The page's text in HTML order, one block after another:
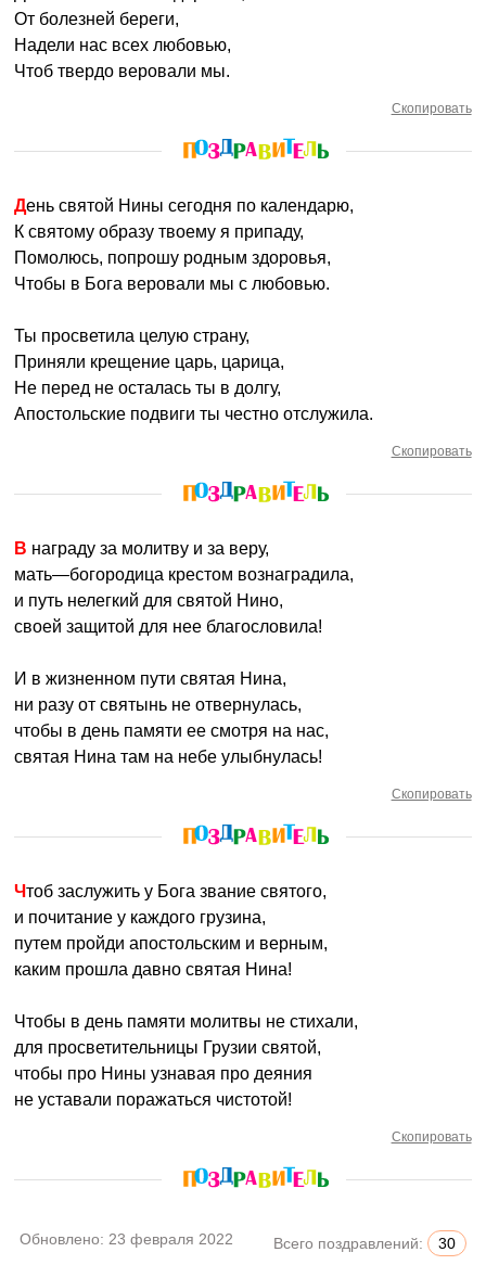
От болезней береги,
Надели нас всех любовью,
Чтоб твердо веровали мы.
Скопировать
День святой Нины сегодня по календарю,
К святому образу твоему я припаду,
Помолюсь, попрошу родным здоровья,
Чтобы в Бога веровали мы с любовью.
Ты просветила целую страну,
Приняли крещение царь, царица,
Не перед не осталась ты в долгу,
Апостольские подвиги ты честно отслужила.
Скопировать
В награду за молитву и за веру,
мать—богородица крестом вознаградила,
и путь нелегкий для святой Нино,
своей защитой для нее благословила!
И в жизненном пути святая Нина,
ни разу от святынь не отвернулась,
чтобы в день памяти ее смотря на нас,
святая Нина там на небе улыбнулась!
Скопировать
Чтоб заслужить у Бога звание святого,
и почитание у каждого грузина,
путем пройди апостольским и верным,
каким прошла давно святая Нина!
Чтобы в день памяти молитвы не стихали,
для просветительницы Грузии святой,
чтобы про Нины узнавая про деяния
не уставали поражаться чистотой!
Скопировать
Обновлено: 23 февраля 2022 Всего поздравлений: 30